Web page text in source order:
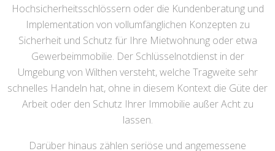
Hochsicherheitsschlössern oder die Kundenberatung und
Implementation von vollumfänglichen Konzepten zu
Sicherheit und Schutz für Ihre Mietwohnung oder etwa
Gewerbeimmobilie. Der Schlüsselnotdienst in der
Umgebung von Wilthen versteht, welche Tragweite sehr
schnelles Handeln hat, ohne in diesem Kontext die Güte der
Arbeit oder den Schutz Ihrer Immobilie außer Acht zu
lassen.
Darüber hinaus zählen seriöse und angemessene